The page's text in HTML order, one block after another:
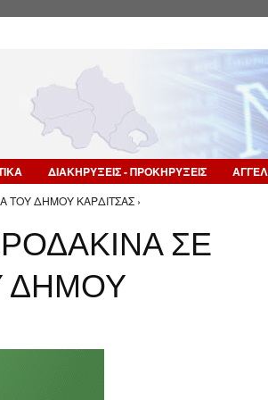
ΔΙΑΚΗΡΥΞΕΙΣ - ΠΡΟΚΗΡΥΞΕΙΣ
ΤΟΥ ΔΗΜΟΥ ΚΑΡΔΙΤΣΑΣ ›
ΣΕ
ΔΗΜΟΥ